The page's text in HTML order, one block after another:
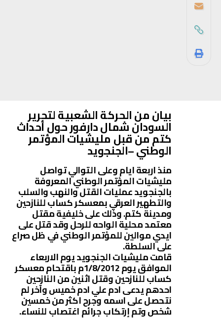
بيان من الحركة الشعبية لتحرير
السودان شمال دارفور حول أحداث
كتم من قبل مليشيات المؤتمر
الوطني –الجنجويد
منذ اربعة ايام وعلى التوالي تواصل
مليشيات المؤتمر الوطني المعروفة
بالجنجويد عمليات القتل والنهب والسلب
والتطهير العرقي بمعسكر كساب للنازحين
ومدينة كتم. وذلك على خليفية مقتل
معتمد محلية الواحه للرحل وقد قتل على
ايدي موالين للمؤتمر الوطني في ظل صراع
على السلطة.
قامت مليشيات الجنجويد يوم الاربعاء
الموافق يوم 1/8/2012م باقتحام معسكر
كساب للنازحين وقتل اثنين من النازحين
احدهم يدعى ادم علي ادم خميس وآخر لم
نتحصل على اسمه وجرح اكثر من خمسين
شخص وتم إرتكاب جرائم اغتصاب للنساء.